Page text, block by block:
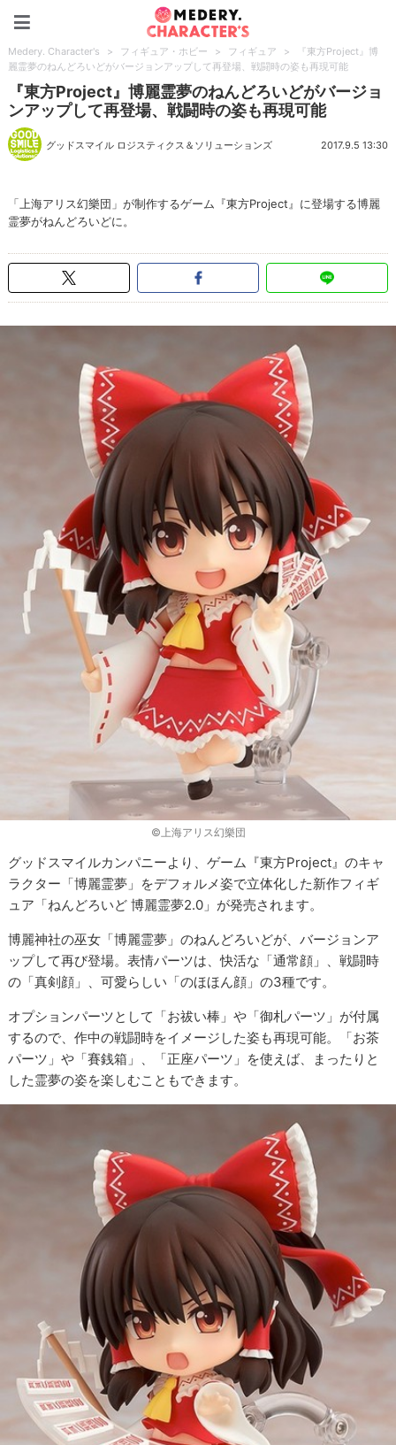
Medery. Character's > フィギュア・ホビー > フィギュア >
『東方Project』博
麗霊夢のねんどろいどがバージョンアップして再登場、戦闘時の姿も再現可能
『東方Project』博麗霊夢のねんどろいどがバージョ
ンアップして再登場、戦闘時の姿も再現可能
グッドスマイル ロジスティクス＆ソリューションズ 2017.9.5 13:30
「上海アリス幻樂団」が制作するゲーム『東方Project』に登場する博麗
霊夢がねんどろいどに。
©上海アリス幻樂団
グッドスマイルカンパニーより、ゲーム『東方Project』のキャ
ラクター「博麗霊夢」をデフォルメ姿で立体化した新作フィギ
ュア「ねんどろいど 博麗霊夢2.0」が発売されます。
博麗神社の巫女「博麗霊夢」のねんどろいどが、バージョンア
ップして再び登場。表情パーツは、快活な「通常顔」、戦闘時
の「真剣顔」、可愛らしい「のほほん顔」の3種です。
オプションパーツとして「お祓い棒」や「御札パーツ」が付属
するので、作中の戦闘時をイメージした姿も再現可能。「お茶
パーツ」や「賽銭箱」、「正座パーツ」を使えば、まったりと
した霊夢の姿を楽しむこともできます。